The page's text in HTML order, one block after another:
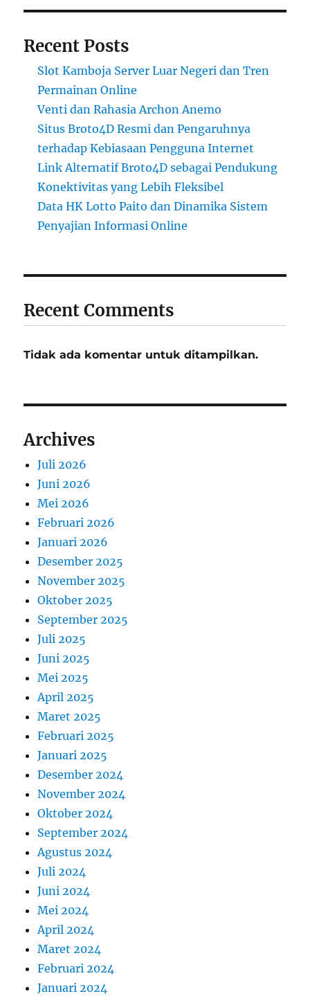
Recent Posts
Slot Kamboja Server Luar Negeri dan Tren
Permainan Online
Venti dan Rahasia Archon Anemo
Situs Broto4D Resmi dan Pengaruhnya
terhadap Kebiasaan Pengguna Internet
Link Alternatif Broto4D sebagai Pendukung
Konektivitas yang Lebih Fleksibel
Data HK Lotto Paito dan Dinamika Sistem
Penyajian Informasi Online
Recent Comments
Tidak ada komentar untuk ditampilkan.
Archives
Juli 2026
Juni 2026
Mei 2026
Februari 2026
Januari 2026
Desember 2025
November 2025
Oktober 2025
September 2025
Juli 2025
Juni 2025
Mei 2025
April 2025
Maret 2025
Februari 2025
Januari 2025
Desember 2024
November 2024
Oktober 2024
September 2024
Agustus 2024
Juli 2024
Juni 2024
Mei 2024
April 2024
Maret 2024
Februari 2024
Januari 2024